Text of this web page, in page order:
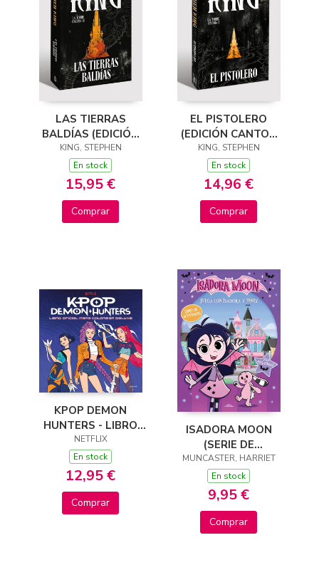
LAS TIERRAS
BALDÍAS (EDICIÓN
CANTOS TINTADOS)
(LA TORRE OSCURA
3)
KING, STEPHEN
En stock
15,95 €
Comprar
EL PISTOLERO
(EDICIÓN CANTOS
TINTADOS) (LA
TORRE OSCURA 1)
KING, STEPHEN
En stock
14,96 €
Comprar
KPOP DEMON
HUNTERS - LIBRO
OFICIAL PARA
COLOREAR DELUXE
NETFLIX
En stock
12,95 €
Comprar
ISADORA MOON
(SERIE DE
TELEVISIÓN) - JUEGA
CON ISADORA Y
PINKY
MUNCASTER, HARRIET
En stock
9,95 €
Comprar